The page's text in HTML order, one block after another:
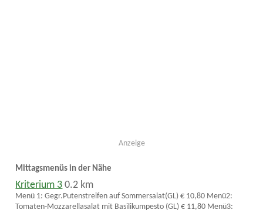
Anzeige
Mittagsmenüs in der Nähe
Kriterium 3 0.2 km
Menü 1: Gegr.Putenstreifen auf Sommersalat(GL) € 10,80 Menü2:
Tomaten-Mozzarellasalat mit Basilikumpesto (GL) € 11,80 Menü3: